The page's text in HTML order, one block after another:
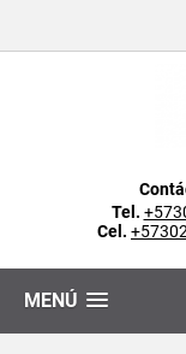
Tel.
Cel.
MENÚ